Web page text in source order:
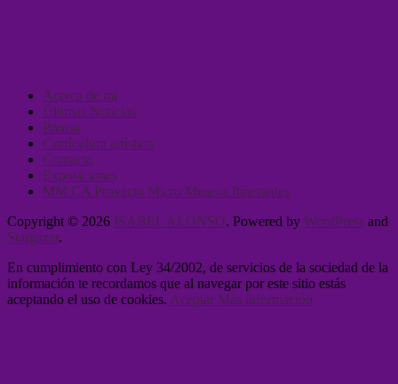
Acerca de mi
Últimas Noticias
Prensa
Currículum artístico
Contacto
Exposiciones
MM CA Proyecto Micro Museos Itinerantes
Copyright © 2026 ISABEL ALONSO. Powered by WordPress and
Stargazer.
En cumplimiento con Ley 34/2002, de servicios de la sociedad de la
información te recordamos que al navegar por este sitio estás
aceptando el uso de cookies. Aceptar Más información